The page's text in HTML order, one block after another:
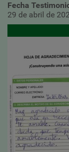
Fecha
29 de abril de